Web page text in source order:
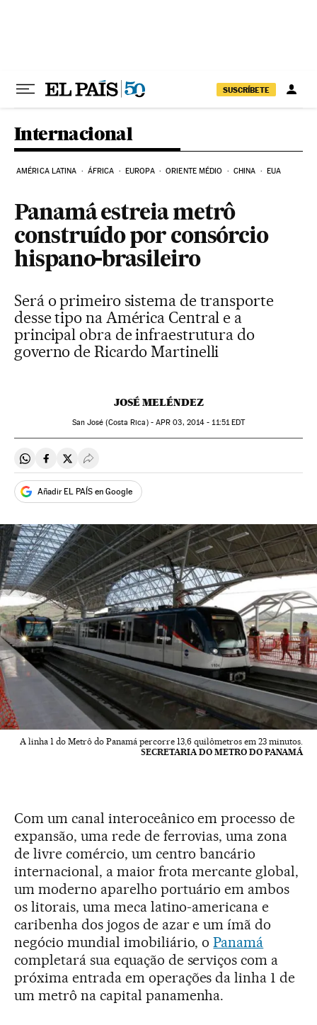
SUSCRÍBETE
Internacional
AMÉRICA LATINA ÁFRICA EUROPA ORIENTE MÉDIO CHINA EUA
Panamá estreia metrô
construído por consórcio
hispano-brasileiro
Será o primeiro sistema de transporte
desse tipo na América Central e a
principal obra de infraestrutura do
governo de Ricardo Martinelli
JOSÉ MELÉNDEZ
San José (Costa Rica) - APR 03, 2014 - 11:51EDT
Compartir en Whatsapp
Compartir en Facebook
Compartir en Twitter
Desplegar Redes Sociales
Añadir EL PAÍS en Google
A linha 1 do Metrô do Panamá percorre 13,6 quilômetros em 23 minutos.
SECRETARIA DO METRO DO PANAMÁ
Com um canal interoceânico em processo de
expansão, uma rede de ferrovias, uma zona
de livre comércio, um centro bancário
internacional, a maior frota mercante global,
um moderno aparelho portuário em ambos
os litorais, uma meca latino-americana e
caribenha dos jogos de azar e um ímã do
negócio mundial imobiliário, oPanamá
completará sua equação de serviços com a
próxima entrada em operações da linha 1 de
um metrô na capital panamenha.